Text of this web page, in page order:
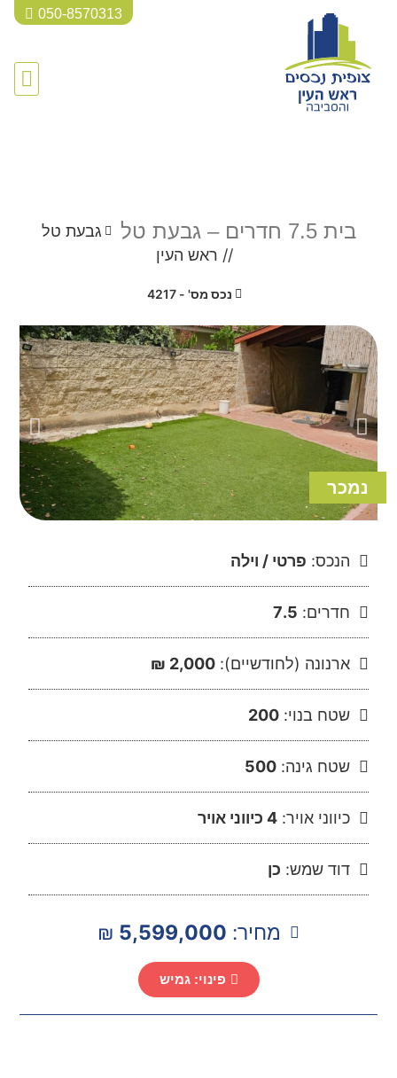
050-8570313
בית 7.5 חדרים – גבעת טל
גבעת טל
// ראש העין
נכס מס' - 4217
נמכר
הנכס: פרטי / וילה
חדרים: 7.5
ארנונה (לחודשיים): 2,000 ₪
שטח בנוי: 200
שטח גינה: 500
כיווני אויר: 4 כיווני אויר
דוד שמש: כן
מחיר: 5,599,000
₪
פינוי: גמיש